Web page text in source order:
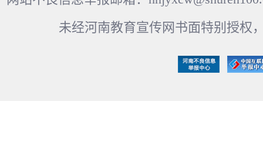
未经河南教育宣传网书面特别授权